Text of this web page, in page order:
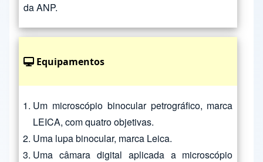
da ANP.
Equipamentos
Um microscópio binocular petrográfico, marca
LEICA, com quatro objetivas.
Uma lupa binocular, marca Leica.
Uma câmara digital aplicada a microscópio